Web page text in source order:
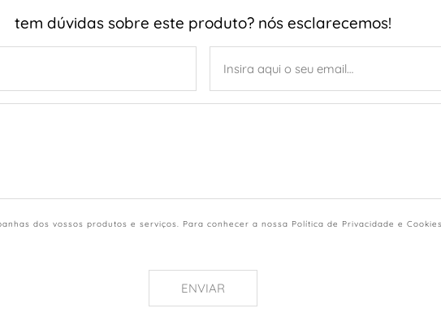
tem dúvidas sobre este produto? nós esclarecemos!
dos vossos produtos e serviços. Para conhecer a nossa Política de Privacidade e
ENVIAR